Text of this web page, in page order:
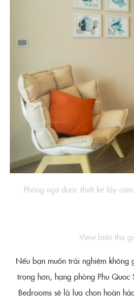
Phòng ngủ được thiết kế lấy
View biển thư
Nếu bạn muốn trải nghiệm không
trọng hơn, hạng phòng Phu Quoc
Bedrooms sẽ là lựa chọn hoàn